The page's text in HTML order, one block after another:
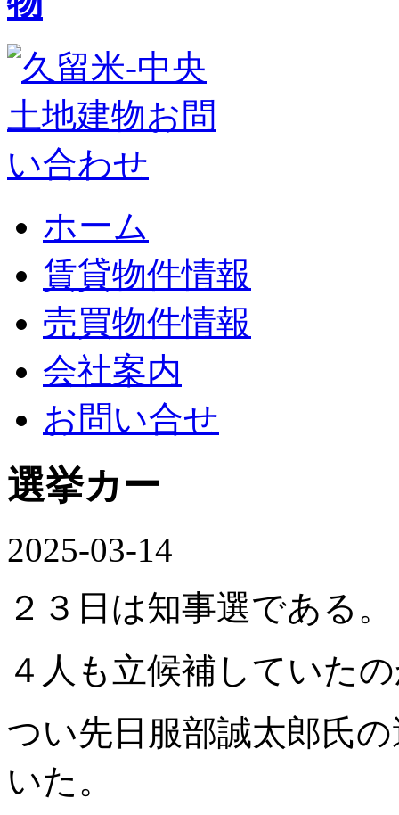
ホーム
賃貸物件情報
売買物件情報
会社案内
お問い合せ
選挙カー
2025-03-14
２３日は知事選である。
４人も立候補していた
つい先日服部誠太郎氏
いた。